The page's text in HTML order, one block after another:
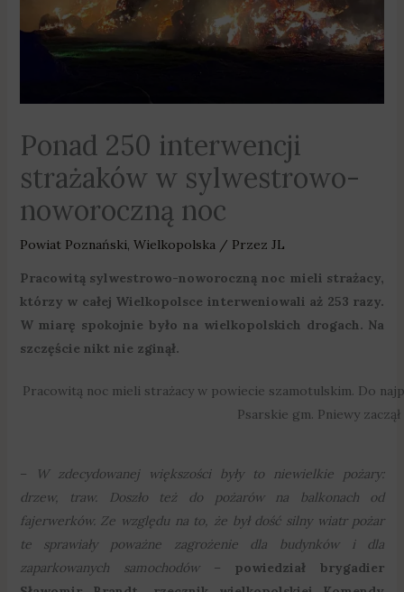
Ponad 250 interwencji
strażaków w sylwestrowo-
noworoczną noc
Powiat Poznański, Wielkopolska/ Przez JL
Pracowitą sylwestrowo-noworoczną noc mieli strażacy,
którzy w całej Wielkopolsce interweniowali aż 253 razy.
W miarę spokojnie było na wielkopolskich drogach. Na
szczęście nikt nie zginął.
Pracowitą noc mieli strażacy w powiecie szamotulskim. Do
Psarskie gm. Pniewy
–
W zdecydowanej większości były to niewielkie pożary:
drzew, traw. Doszło też do pożarów na balkonach od
fajerwerków. Ze względu na to, że był dość silny wiatr pożar
te sprawiały poważne zagrożenie dla budynków i dla
zaparkowanych samochodów– powiedział brygadier